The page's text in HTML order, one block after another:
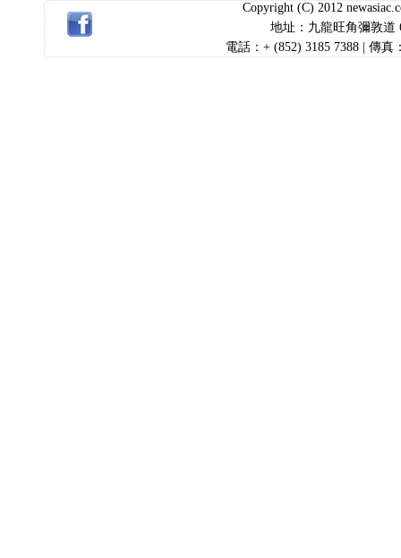
Copyright (C) 2012
地址：九龍旺角彌敦道
電話：+ (852) 3185 7388 | 傳真